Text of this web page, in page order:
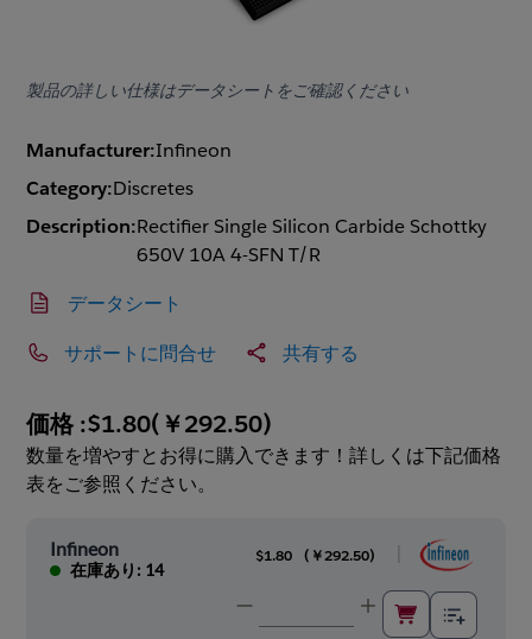
製品の詳しい仕様はデータシートをご確認ください
Manufacturer:Infineon
Category:Discretes
Description:Rectifier Single Silicon Carbide Schottky
650V 10A 4-SFN T/R
データシート
サポートに問合せ 共有する
価格 :$1.80(￥292.50)
数量を増やすとお得に購入できます！詳しくは下記価格
表をご参照ください。
Infineon
在庫あり: 14
$1.80 ( ￥292.50)